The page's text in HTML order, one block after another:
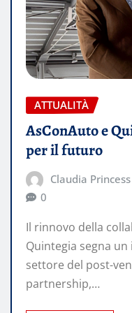
ATTUALITÀ
AsConAuto e
per il futuro
Claudia
0
Il rinnovo della
Quintegia segna
settore del post-
partnership,…